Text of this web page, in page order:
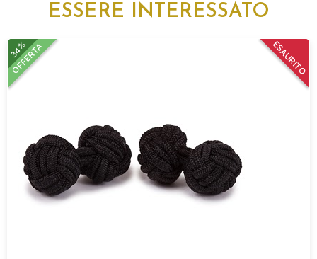
ESSERE INTERESSATO
ESAURITO
34%
OFFERTA